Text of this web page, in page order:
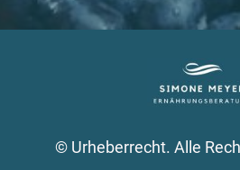
© Urheberrecht. Alle